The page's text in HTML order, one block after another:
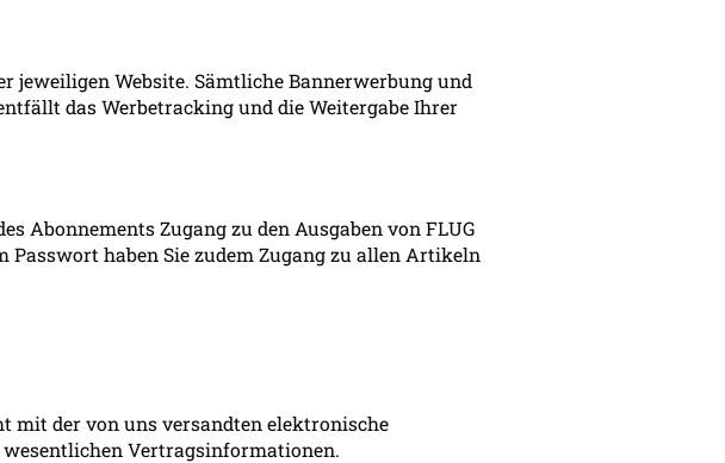
jeweiligen Website. Sämtliche Bannerwerbung und
das Werbetracking und die Weitergabe Ihrer
Abonnements Zugang zu den Ausgaben von FLUG
haben Sie zudem Zugang zu allen Artikeln
mit der von uns versandten elektronische
wesentlichen Vertragsinformationen.